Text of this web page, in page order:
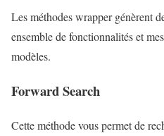
Les méthodes wrapper génèrent
ensemble de fonctionnalités et
modèles.
Forward Search
Cette méthode vous permet de